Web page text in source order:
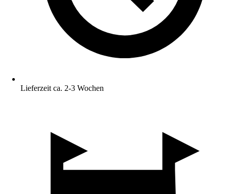
Lieferzeit ca. 2-3 Wochen